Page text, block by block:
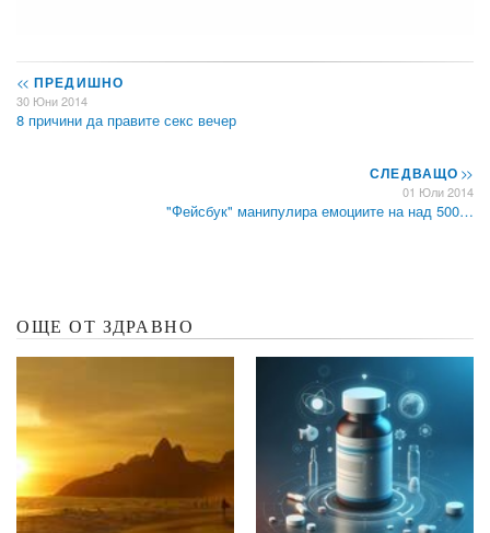
<< ПРЕДИШНО
30 Юни 2014
8 причини да правите секс вечер
СЛЕДВАЩО>>
01 Юли 2014
"Фейсбук" манипулира емоциите на над 500…
ОЩЕ ОТ ЗДРАВНО